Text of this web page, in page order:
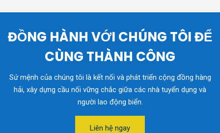
ĐỒNG HÀNH VỚI CHÚNG TÔI ĐỂ
CÙNG THÀNH CÔNG
Sứ mệnh của chúng tôi là kết nối và phát triển cộng đồng hàng
hải, xây dựng cầu nối vững chắc giữa các nhà tuyển dụng và
người lao động biển.
Liên hệ ngay